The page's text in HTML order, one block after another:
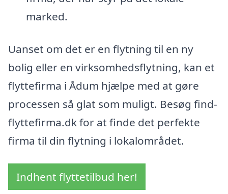
marked.
Uanset om det er en flytning til en ny
bolig eller en virksomhedsflytning, kan et
flyttefirma i Ådum hjælpe med at gøre
processen så glat som muligt. Besøg find-
flyttefirma.dk for at finde det perfekte
firma til din flytning i lokalområdet.
Indhent flyttetilbud her!